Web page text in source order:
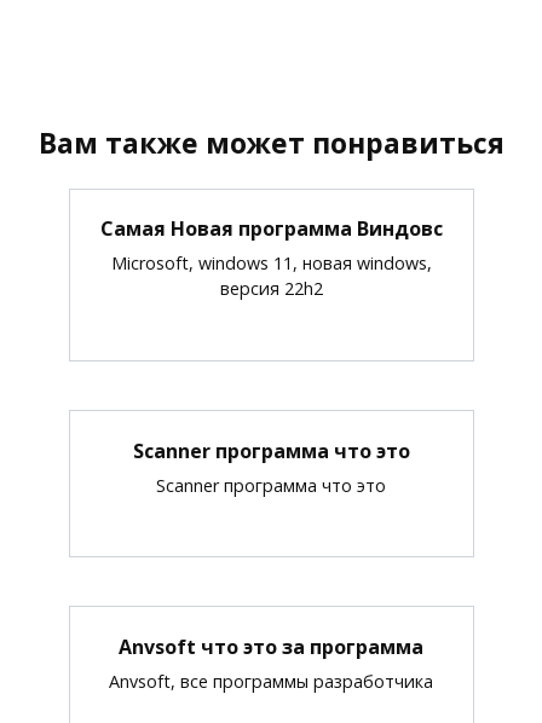
Вам также может понравиться
Самая Новая программа Виндовс
Microsoft, windows 11, новая windows,
версия 22h2
Scanner программа что это
Scanner программа что это
Anvsoft что это за программа
Anvsoft, все программы разработчика